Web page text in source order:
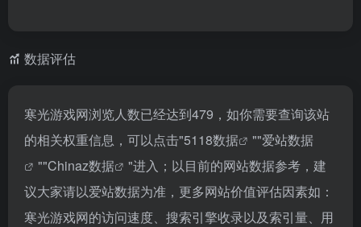
数据评估
寒光游戏网浏览人数已经达到479，如你需要查询该站
的相关权重信息，可以点击"5118数据 ""爱站数据
""Chinaz数据
"进入；以目前的网站数据参考，建
议大家请以爱站数据为准，更多网站价值评估因素如：
寒光游戏网的访问速度、搜索引擎收录以及索引量、用